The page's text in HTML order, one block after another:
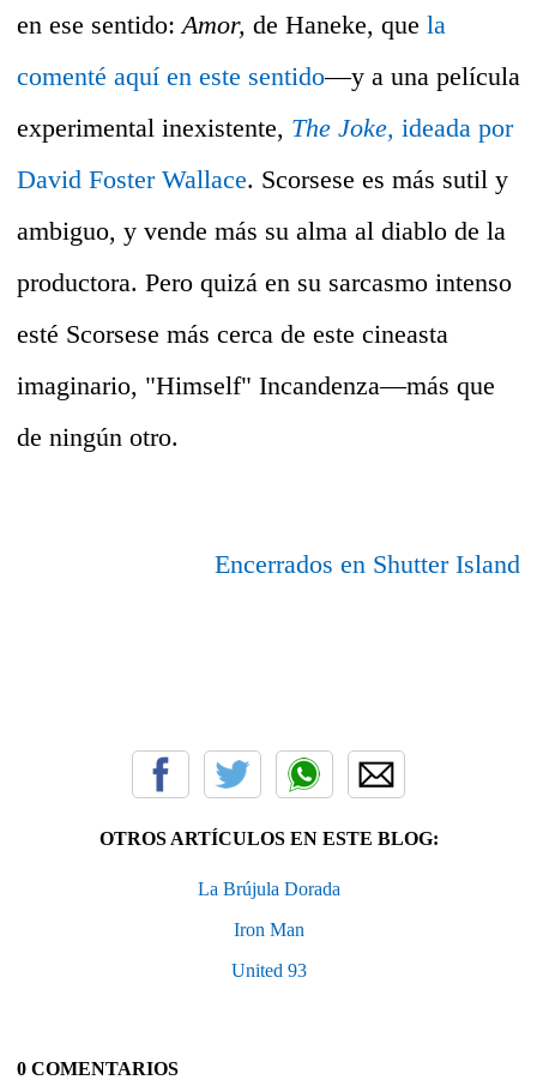
en ese sentido:Amor, de Haneke, que la
comenté aquí en este sentido—y a una película
experimental inexistente, The Joke, ideada por
David Foster Wallace. Scorsese es más sutil y
ambiguo, y vende más su alma al diablo de la
productora. Pero quizá en su sarcasmo intenso
esté Scorsese más cerca de este cineasta
imaginario, "Himself" Incandenza—más que
de ningún otro.
Encerrados en Shutter Island
OTROS ARTÍCULOS EN ESTE BLOG:
La Brújula Dorada
Iron Man
United 93
0 COMENTARIOS